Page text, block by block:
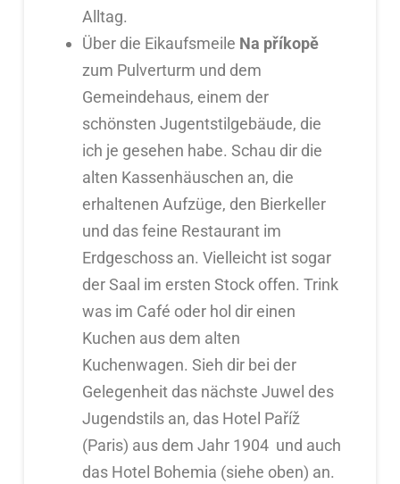
Alltag.
Über die Eikaufsmeile Na příkopě
zum Pulverturm und dem
Gemeindehaus, einem der
schönsten Jugentstilgebäude, die
ich je gesehen habe. Schau dir die
alten Kassenhäuschen an, die
erhaltenen Aufzüge, den Bierkeller
und das feine Restaurant im
Erdgeschoss an. Vielleicht ist sogar
der Saal im ersten Stock offen. Trink
was im Café oder hol dir einen
Kuchen aus dem alten
Kuchenwagen. Sieh dir bei der
Gelegenheit das nächste Juwel des
Jugendstils an, das Hotel Paříž
(Paris) aus dem Jahr 1904 und auch
das Hotel Bohemia (siehe oben) an.